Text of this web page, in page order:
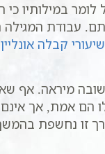
במילותיו
עבודת
שיעורי קבלה
מיראה. אף
הם אמת, אך
זו נחשפת